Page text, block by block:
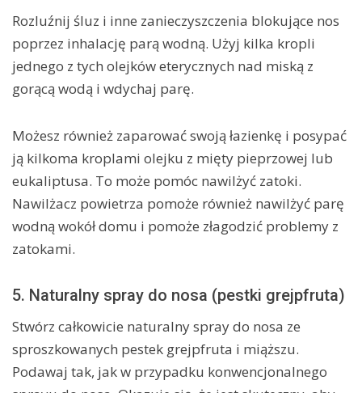
Rozluźnij śluz i inne zanieczyszczenia blokujące nos
poprzez inhalację parą wodną. Użyj kilka kropli
jednego z tych olejków eterycznych nad miską z
gorącą wodą i wdychaj parę.
Możesz również zaparować swoją łazienkę i posypać
ją kilkoma kroplami olejku z mięty pieprzowej lub
eukaliptusa. To może pomóc nawilżyć zatoki.
Nawilżacz powietrza pomoże również nawilżyć parę
wodną wokół domu i pomoże złagodzić problemy z
zatokami.
5. Naturalny spray do nosa (pestki grejpfruta)
Stwórz całkowicie naturalny spray do nosa ze
sproszkowanych pestek grejpfruta i miąższu.
Podawaj tak, jak w przypadku konwencjonalnego